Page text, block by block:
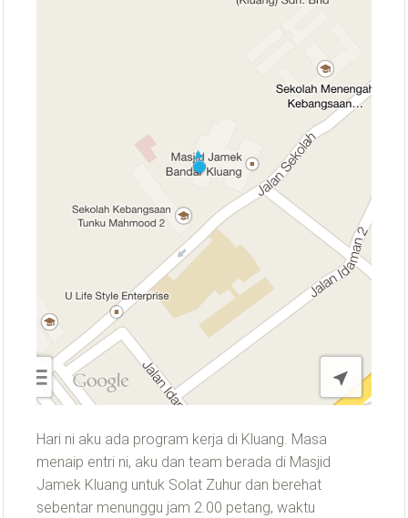
Hari ni aku ada program kerja di Kluang. Masa
menaip entri ni, aku dan team berada di Masjid
Jamek Kluang untuk Solat Zuhur dan berehat
sebentar menunggu jam 2.00 petang, waktu